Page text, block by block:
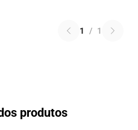
1 / 1
produtos